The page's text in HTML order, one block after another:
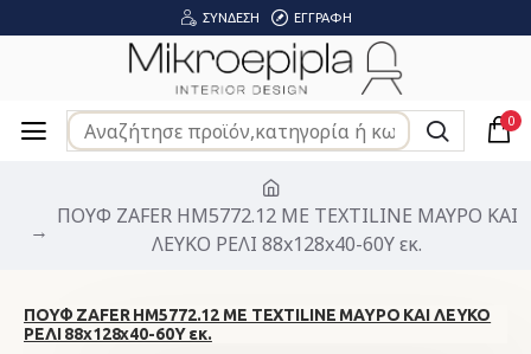
ΣΎΝΔΕΣΗ ΕΓΓΡΑΦΉ
0
ΠΟΥΦ ZAFER HM5772.12 ΜΕ TEXTILINE ΜΑΥΡΟ ΚΑΙ
ΛΕΥΚΟ ΡΕΛΙ 88x128x40-60Υ εκ.
ΠΟΥΦ ZAFER HM5772.12 ΜΕ TEXTILINE ΜΑΥΡΟ ΚΑΙ ΛΕΥΚΟ
ΡΕΛΙ 88x128x40-60Υ εκ.